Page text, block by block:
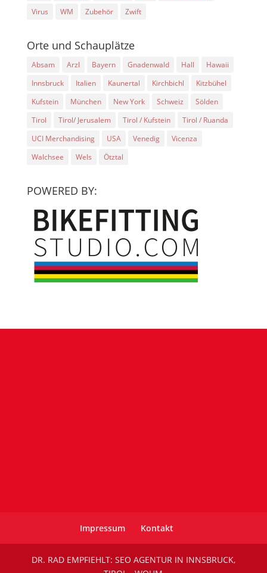
Virus
WM Zubehör Zwift
Orte und Schauplätze
Absam Arzl Bayern Gnadenwald Hall
Hawaii
Innsbruck
Italien Kaunertal Kirchbichl
Kitzbühel
Kufstein
München New York Schweiz
Sölden
Tirol
Tirol/ Jerusalem Tirol / Kufstein
Tirol / Ruanda
UCI Merchandising
USA Venedig
Vicenza
Walchsee
Wels Ötztal
POWERED BY:
Impressum Kontakt
DR. RAD EMPFIEHLT: SEO AGENTUR IN INNSBRUCK,